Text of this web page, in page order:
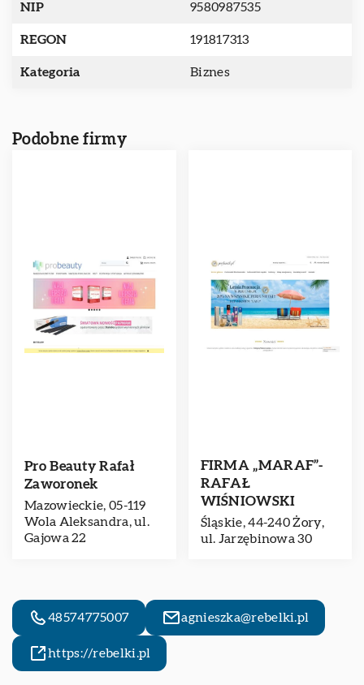
NIP 9580987535
REGON 191817313
Kategoria Biznes
Podobne firmy
Pro Beauty Rafał
Zaworonek
Mazowieckie, 05-119
Wola Aleksandra, ul.
Gajowa 22
FIRMA „MARAF”-
RAFAŁ
WIŚNIOWSKI
Śląskie, 44-240 Żory,
ul. Jarzębinowa 30
48574775007 agnieszka@rebelki.pl
https://rebelki.pl